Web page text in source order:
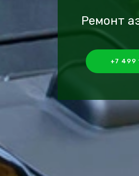
Ремонт
+7 499